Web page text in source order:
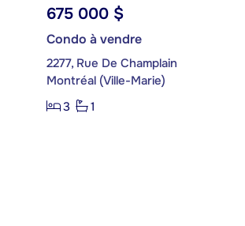
675 000 $
Condo à vendre
2277, Rue De Champlain
Montréal (Ville-Marie)
3
1